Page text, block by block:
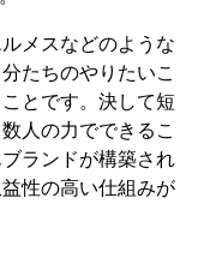
メスなどのような
たちのやりたいこ
とです。決して短
人の力でできるこ
ランドが構築され
性の高い仕組みが